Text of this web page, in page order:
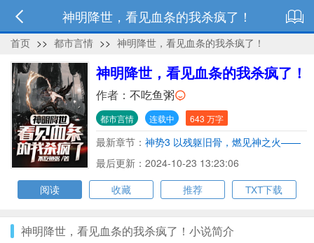
神明降世，看见血条的我杀疯了！
首页 >> 都市言情 >> 神明降世，看见血条的我杀疯了！
神明降世，看见血条的我杀疯了！
作者： 不吃鱼粥
都市言情 连载中 643 万字
最新章节： 神势3 以残躯旧骨，燃见神之火——
玄关神势！
最后更新：2024-10-23 13:23:06
阅读
收藏 推荐 TXT下载
神明降世，看见血条的我杀疯了！小说简介